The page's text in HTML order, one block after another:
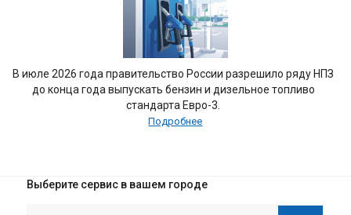
В июле 2026 года правительство России разрешило ряду НПЗ
до конца года выпускать бензин и дизельное топливо
стандарта Евро-3.
Подробнее
Выберите сервис в вашем городе